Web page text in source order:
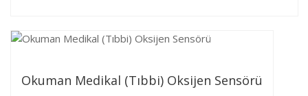
Okuman Medikal (Tıbbi) Oksijen Sensörü